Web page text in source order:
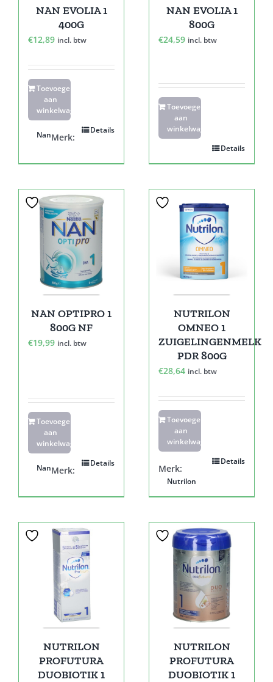
NAN EVOLIA 1
400G
€12,89 incl. btw
Toevoegen
aan
winkelwagen
Details
Merk:
Nan
NAN EVOLIA 1
800G
€24,59 incl. btw
Toevoegen
aan
winkelwagen
Details
NAN OPTIPRO 1
800G NF
€19,99 incl. btw
Toevoegen
aan
winkelwagen
Details
Merk:
Nan
NUTRILON
OMNEO 1
ZUIGELINGENMELK
PDR 800G
€28,64 incl. btw
Toevoegen
aan
winkelwagen
Details
Merk:
Nutrilon
NUTRILON
PROFUTURA
DUOBIOTIK 1
NUTRILON
PROFUTURA
DUOBIOTIK 1